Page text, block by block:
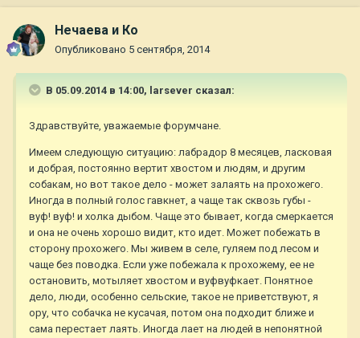
Нечаева и Ко
Опубликовано 5 сентября, 2014
В 05.09.2014 в 14:00, larsever сказал:
Здравствуйте, уважаемые форумчане.
Имеем следующую ситуацию: лабрадор 8 месяцев, ласковая
и добрая, постоянно вертит хвостом и людям, и другим
собакам, но вот такое дело - может залаять на прохожего.
Иногда в полный голос гавкнет, а чаще так сквозь губы -
вуф! вуф! и холка дыбом. Чаще это бывает, когда смеркается
и она не очень хорошо видит, кто идет. Может побежать в
сторону прохожего. Мы живем в селе, гуляем под лесом и
чаще без поводка. Если уже побежала к прохожему, ее не
остановить, мотыляет хвостом и вуфвуфкает. Понятное
дело, люди, особенно сельские, такое не приветствуют, я
ору, что собачка не кусачая, потом она подходит ближе и
сама перестает лаять. Иногда лает на людей в непонятной